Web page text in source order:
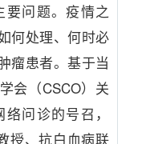
要问题。疫情之
何处理、何时必
瘤患者。基于当
会（CSCO）关
问诊的号召，
授、抗白血病联